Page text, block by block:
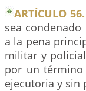
ARTÍCULO
sea
a la pena
militar y
por un
ejecutoria y sin